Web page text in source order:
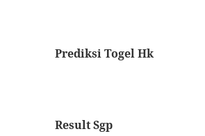
Prediksi Togel Hk
Result Sgp